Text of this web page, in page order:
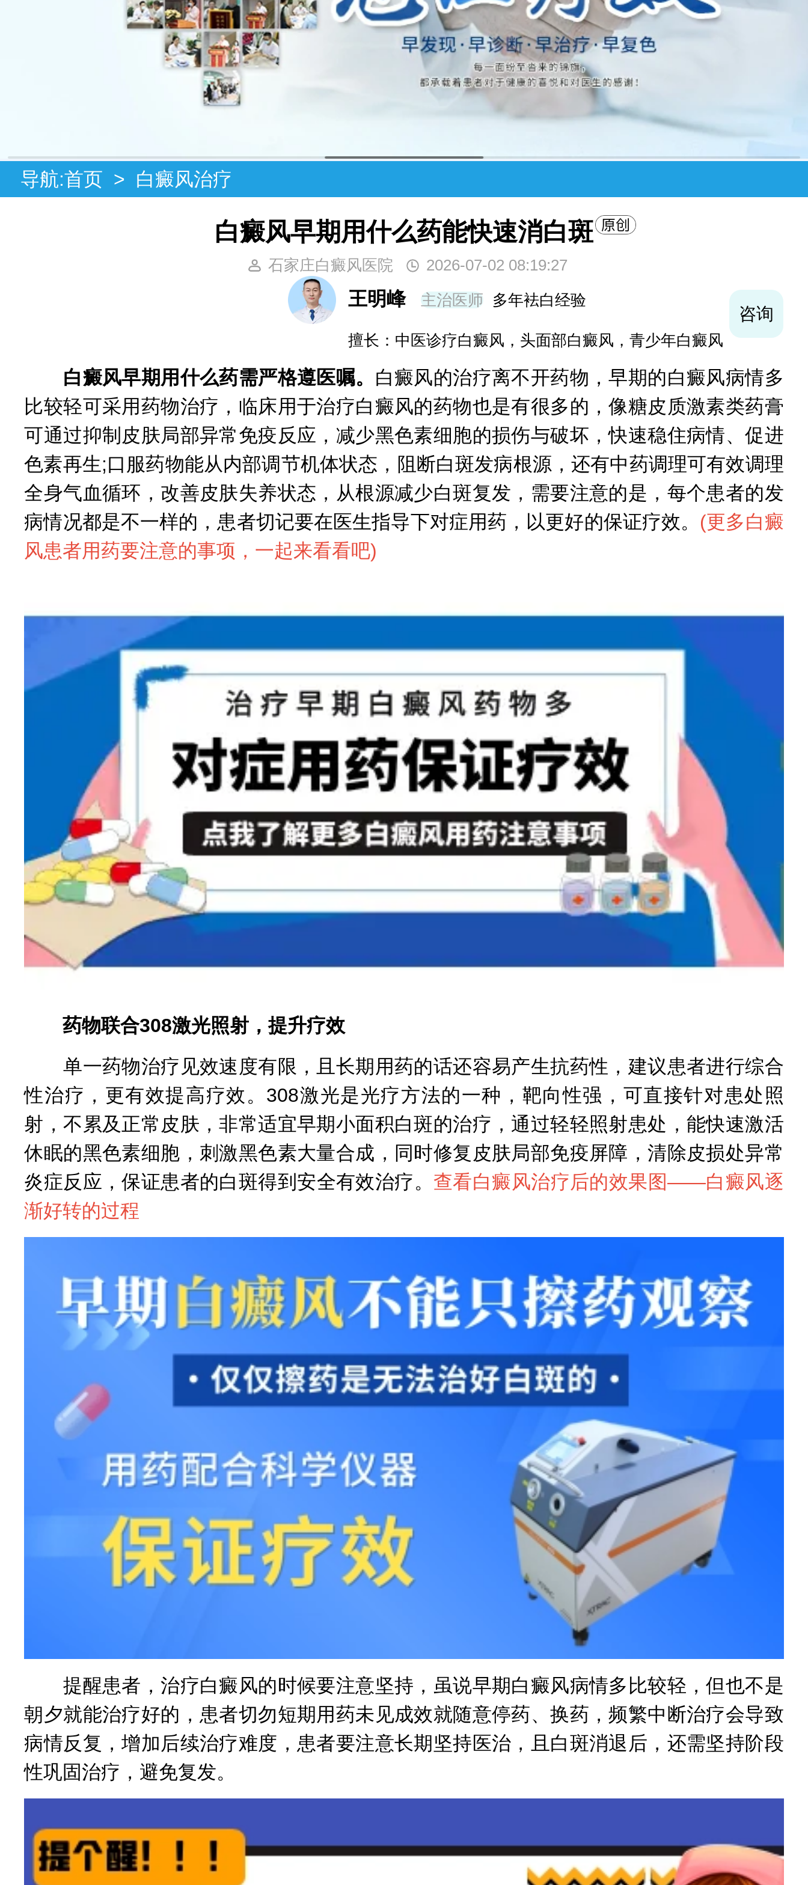
导航:首页 > 白癜风治疗
白癜风早期用什么药能快速消白斑
石家庄白癜风医院 2026-07-02 08:19:27
王明峰 主治医师 多年袪白经验
擅长：中医诊疗白癜风，头面部白癜风，青少年白癜风
咨询
白癜风早期用什么药需严格遵医嘱。 白癜风的治疗离不开药物，早期的白癜风病情多
比较轻可采用药物治疗，临床用于治疗白癜风的药物也是有很多的，像糖皮质激素类药膏
可通过抑制皮肤局部异常免疫反应，减少黑色素细胞的损伤与破坏，快速稳住病情、促进
色素再生;口服药物能从内部调节机体状态，阻断白斑发病根源，还有中药调理可有效调理
全身气血循环，改善皮肤失养状态，从根源减少白斑复发，需要注意的是，每个患者的发
病情况都是不一样的，患者切记要在医生指导下对症用药，以更好的保证疗效。 (更多白癜
风患者用药要注意的事项，一起来看看吧)
药物联合308激光照射，提升疗效
单一药物治疗见效速度有限，且长期用药的话还容易产生抗药性，建议患者进行综合
性治疗，更有效提高疗效。308激光是光疗方法的一种，靶向性强，可直接针对患处照
射，不累及正常皮肤，非常适宜早期小面积白斑的治疗，通过轻轻照射患处，能快速激活
休眠的黑色素细胞，刺激黑色素大量合成，同时修复皮肤局部免疫屏障，清除皮损处异常
炎症反应，保证患者的白斑得到安全有效治疗。 查看白癜风治疗后的效果图——白癜风逐
渐好转的过程
提醒患者，治疗白癜风的时候要注意坚持，虽说早期白癜风病情多比较轻，但也不是
朝夕就能治疗好的，患者切勿短期用药未见成效就随意停药、换药，频繁中断治疗会导致
病情反复，增加后续治疗难度，患者要注意长期坚持医治，且白斑消退后，还需坚持阶段
性巩固治疗，避免复发。